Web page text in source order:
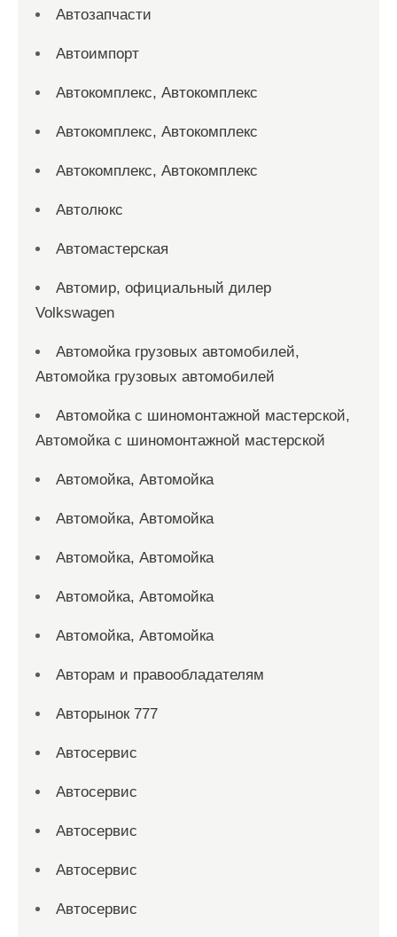
Автозапчасти
Автоимпорт
Автокомплекс, Автокомплекс
Автокомплекс, Автокомплекс
Автокомплекс, Автокомплекс
Автолюкс
Автомастерская
Автомир, официальный дилер
Volkswagen
Автомойка грузовых автомобилей,
Автомойка грузовых автомобилей
Автомойка с шиномонтажной мастерской,
Автомойка с шиномонтажной мастерской
Автомойка, Автомойка
Автомойка, Автомойка
Автомойка, Автомойка
Автомойка, Автомойка
Автомойка, Автомойка
Авторам и правообладателям
Авторынок 777
Автосервис
Автосервис
Автосервис
Автосервис
Автосервис